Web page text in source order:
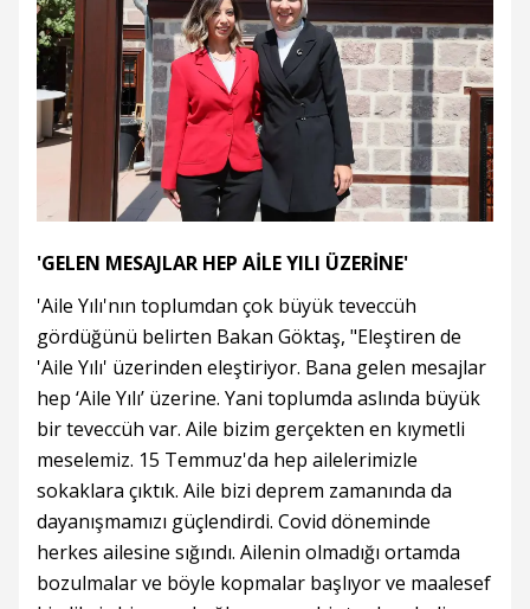
'GELEN MESAJLAR HEP AİLE YILI ÜZERİNE'
'Aile Yılı'nın toplumdan çok büyük teveccüh
gördüğünü belirten Bakan Göktaş, "Eleştiren de
'Aile Yılı' üzerinden eleştiriyor. Bana gelen mesajlar
hep ‘Aile Yılı’ üzerine. Yani toplumda aslında büyük
bir teveccüh var. Aile bizim gerçekten en kıymetli
meselemiz. 15 Temmuz'da hep ailelerimizle
sokaklara çıktık. Aile bizi deprem zamanında da
dayanışmamızı güçlendirdi. Covid döneminde
herkes ailesine sığındı. Ailenin olmadığı ortamda
bozulmalar ve böyle kopmalar başlıyor ve maalesef